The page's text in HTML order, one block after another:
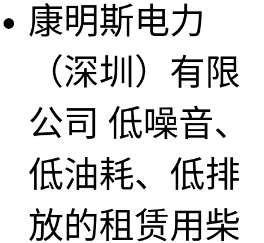
康明斯电力
（深圳）有限
公司 低噪音、
低油耗、低排
放的租赁用柴